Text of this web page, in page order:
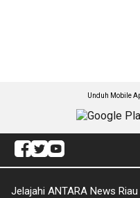
Unduh Mobile
Jelajahi ANTARA News Riau